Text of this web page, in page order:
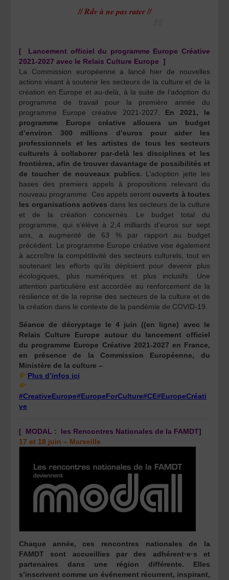
// Rdv à ne pas rater //
[ Lancement officiel du programme Europe Créative
2021-2027 avec le Relais Culture Europe ]
La Commission européenne a lancé hier de nouvelles
actions visant à soutenir les secteurs de la culture et de la
création en Europe et au-delà, à la suite de l’adoption du
programme de travail pour la première année du
programme Europe créative 2021-2027. En 2021, le
programme Europe créative allouera un budget
d’environ 300 millions d’euros pour aider les
professionnels et les artistes de tous les secteurs
culturels à collaborer par-delà les disciplines et les
frontières, afin de trouver davantage de possibilités et
de toucher de nouveaux publics. L’adoption jette les
bases des premiers appels à propositions relevant du
nouveau programme. Ces appels serontouverts à toutes
les organisations actives dans les secteurs de la culture
et de la création concernés. Le budget total du
programme, qui s’élève à 2,4 milliards d’euros sur sept
ans, a augmenté de 63 % par rapport au budget
précédent. Le programme Europe créative vise également
à accroître la compétitivité des secteurs culturels, tout en
soutenant les efforts qu’ils déploient pour devenir plus
écologiques, plus numériques et plus inclusifs. Une
attention particulière est accordée au renforcement de la
résilience et de la reprise des secteurs de la culture et de
la création dans le contexte de la pandémie de COVID-19.
Séance de décryptage le 4 juin ((en ligne) avec le
Relais Culture Europe autour du lancement officiel
du programme Europe Créative 2021-2027 en France,
en présence de la Commission Européenne, du
Ministère de la culture –
Plus d’infos ici
#CreativeEurope#EuropeForCulture#CE#EuropeCréati
ve
[ MODAL : les Rencontres Nationales de la FAMDT]
17 et 18 juin – Marseille
Chaque année, ces rencontres nationales de la
FAMDT sont accueillies par des adhérent·e·s et
partenaires dans une région différente. Elles
s’inscrivent comme un événement récurrent, inspirant,